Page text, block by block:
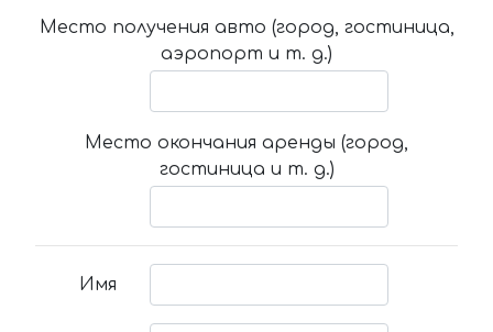
Место получения авто (город, гостиница,
аэропорт и т. д.)
Место окончания аренды (город,
гостиница и т. д.)
Имя